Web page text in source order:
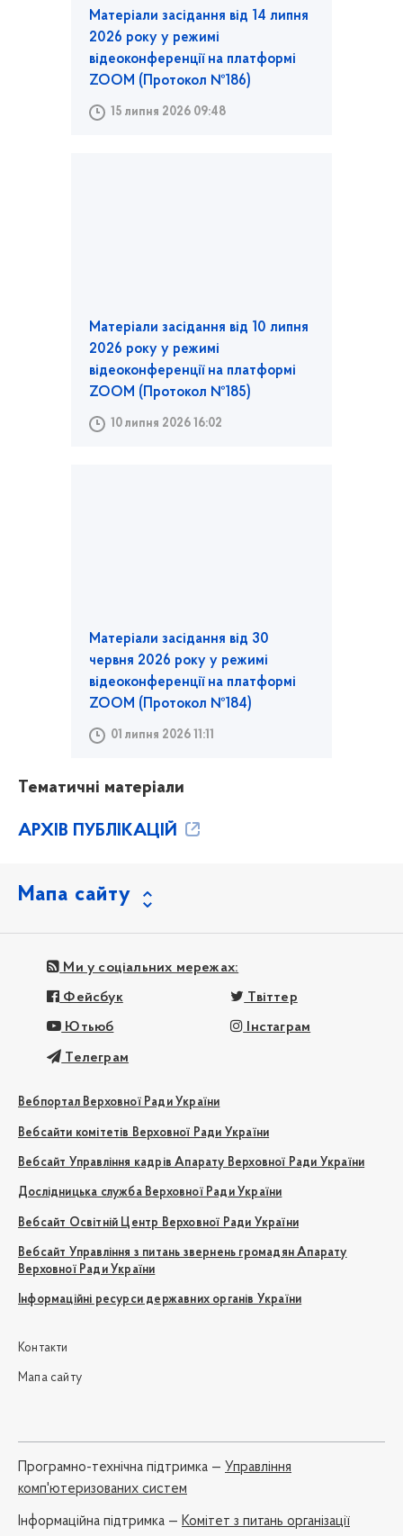
Матеріали засідання від 14 липня
2026 року у режимі
відеоконференції на платформі
ZOOM (Протокол №186)
15 липня 2026 09:48
Матеріали засідання від 10 липня
2026 року у режимі
відеоконференції на платформі
ZOOM (Протокол №185)
10 липня 2026 16:02
Матеріали засідання від 30
червня 2026 року у режимі
відеоконференції на платформі
ZOOM (Протокол №184)
01 липня 2026 11:11
Тематичні матеріали
АРХІВ ПУБЛІКАЦІЙ
Мапа сайту
Ми у соціальних мережах:
Фейсбук Твіттер
Ютьюб Інстаграм
Телеграм
Вебпортал Верховної Ради України
Вебсайти комітетів Верховної Ради України
Вебсайт Управління кадрів Апарату Верховної Ради України
Дослідницька служба Верховної Ради України
Вебсайт Освітній Центр Верховної Ради України
Вебсайт Управління з питань звернень громадян Апарату
Верховної Ради України
Інформаційні ресурси державних органів України
Контакти
Мапа сайту
Програмно-технічна підтримка — Управління
комп'ютеризованих систем
Iнформаційна підтримка — Комітет з питань організації